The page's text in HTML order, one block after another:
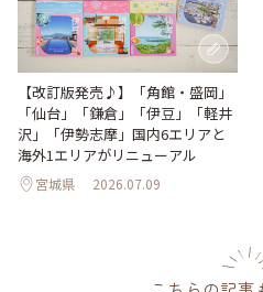
【改訂版発売♪】「角館・盛岡」
「仙台」「鎌倉」「伊豆」「軽井
沢」「伊勢志摩」国内6エリアと
海外1エリアがリニューアル
宮城県 2026.07.09